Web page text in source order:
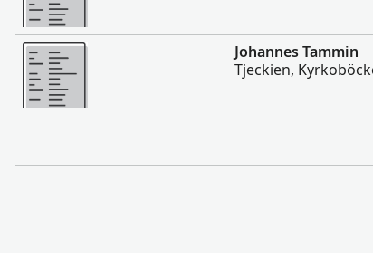
Mer
Johannes Tammin
Tjeckien,